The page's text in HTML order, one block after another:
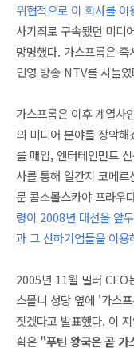
위협적으로 이 회사를 이
사기죄로 구속됐던 미디
망명했다. 가스프롬은
민영 방송 NTV를 사들였
가스프롬은 이후 계열사
의 미디어 분야를 장악
를 매입, 엔터테인먼트
사를 통해 일간지 코메
문 콤소몰스카야 프라우
령이 2008년 대선을 앞
과 그 산하기업들을 이용
2005년 11월 밀러 CEO
스몰니 성당 옆에 '가스
짓겠다고 발표했다. 이
획은 "푸틴 왕국은 곧 가